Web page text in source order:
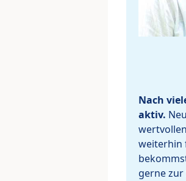
Nach
aktiv.
weiterhin
gerne zur